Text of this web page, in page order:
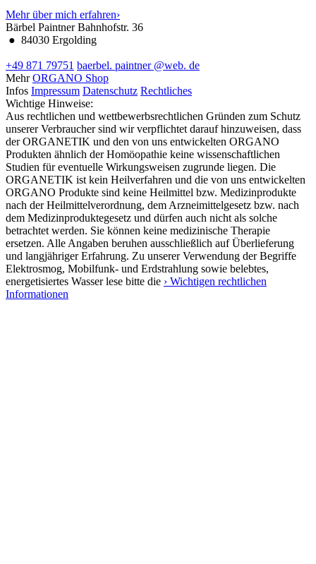
Mehr über mich erfahren›
Bärbel PaintnerBahnhofstr. 36
● 84030 Ergolding
+49 871 79751 baerbel. paintner @web. de
Mehr ORGANO Shop
Infos Impressum Datenschutz Rechtliches
Wichtige Hinweise:
Aus rechtlichen und wettbewerbsrechtlichen Gründen zum Schutz
unserer Verbraucher sind wir verpflichtet darauf hinzuweisen, dass
der ORGANETIK und den von uns entwickelten ORGANO
Produkten ähnlich der Homöopathie keine wissenschaftlichen
Studien für eventuelle Wirkungsweisen zugrunde liegen. Die
ORGANETIK ist kein Heilverfahren und die von uns entwickelten
ORGANO Produkte sind keine Heilmittel bzw. Medizinprodukte
nach der Heilmittelverordnung, dem Arzneimittelgesetz bzw. nach
dem Medizinproduktegesetz und dürfen auch nicht als solche
betrachtet werden. Sie können keine medizinische Therapie
ersetzen. Alle Angaben beruhen ausschließlich auf Überlieferung
und langjähriger Erfahrung. Zu unserer Verwendung der Begriffe
Elektrosmog, Mobilfunk- und Erdstrahlung sowie belebtes,
energetisiertes Wasser lese bitte die › Wichtigen rechtlichen
Informationen